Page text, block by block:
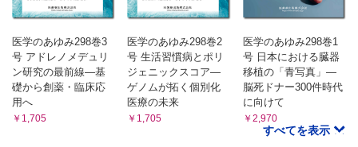
医学のあゆみ298巻3
号 アドレノメデュリ
ン研究の最前線―基
礎から創薬・臨床応
用へ
￥1,705
医学のあゆみ298巻2
号 生活習慣病とポリ
ジェニックスコア―
ゲノムが拓く個別化
医療の未来
￥1,705
医学のあゆみ298巻1
号 日本における臓器
移植の「青写真」―
脳死ドナー300件時代
に向けて
￥2,970
すべてを表示